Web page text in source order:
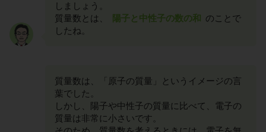
しましょう。
質量数とは、
陽子と中性子の数の和 のことで
したね。
質量数は、「原子の質量」というイメージの言
葉でした。
しかし、陽子や中性子の質量に比べて、電子の
質量は非常に小さいです。